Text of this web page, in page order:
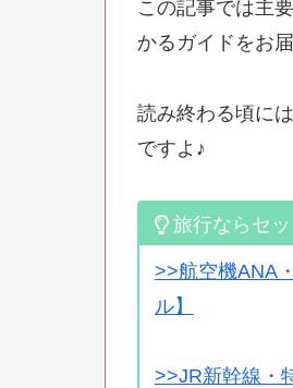
この記事では主
かるガイドをお
読み終わる頃に
ですよ♪
旅行ならセ
>>航空機ANA
ル】
>>JR新幹線・